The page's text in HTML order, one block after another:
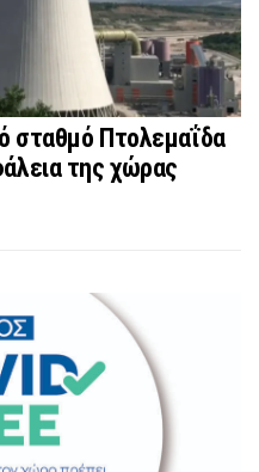
σταθμό Πτολεμαΐδα
της χώρας